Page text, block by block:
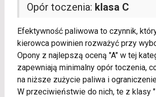
Opór toczenia: klasa C
Efektywność paliwowa to czynnik,
kierowca powinien rozważyć przy
Opony z najlepszą oceną "A" w tej
zapewniają minimalny opór toczenia,
na niższe zużycie paliwa i
W przeciwieństwie do nich, te z klasy